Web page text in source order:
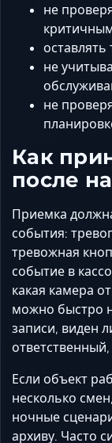
не
не
не
Как
после
Приемка
события:
тревожная
событие в
какая камера
можно быстро
записи, виден
Если объект
несколько
ночные
архиву. Часто